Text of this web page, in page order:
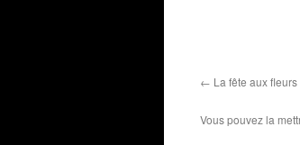
La fête aux fleurs
Vous pouvez la